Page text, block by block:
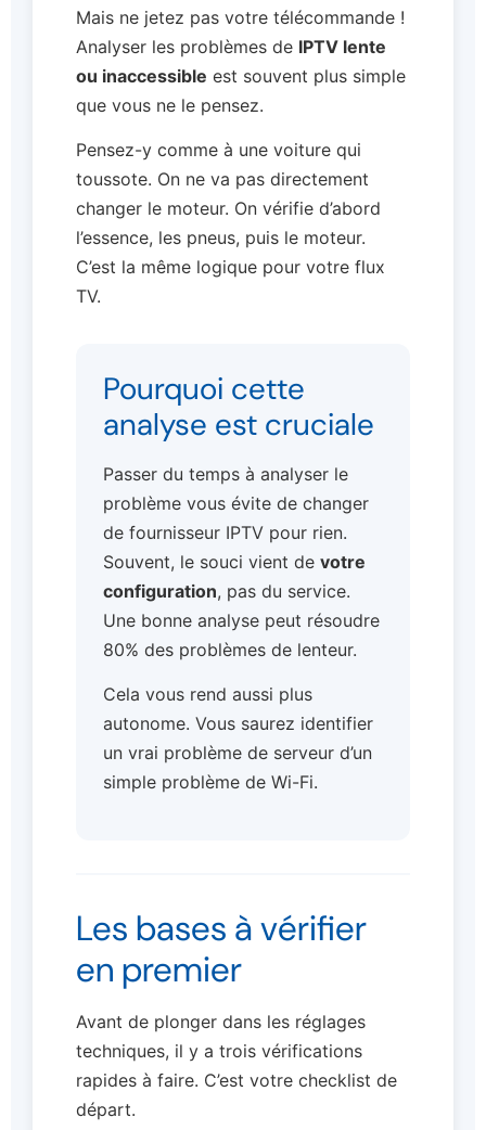
Mais ne jetez pas votre télécommande !
Analyser les problèmes de IPTV lente
ou inaccessible est souvent plus simple
que vous ne le pensez.
Pensez-y comme à une voiture qui
toussote. On ne va pas directement
changer le moteur. On vérifie d’abord
l’essence, les pneus, puis le moteur.
C’est la même logique pour votre flux
TV.
Pourquoi cette
analyse est cruciale
Passer du temps à analyser le
problème vous évite de changer
de fournisseur IPTV pour rien.
Souvent, le souci vient de votre
configuration, pas du service.
Une bonne analyse peut résoudre
80% des problèmes de lenteur.
Cela vous rend aussi plus
autonome. Vous saurez identifier
un vrai problème de serveur d’un
simple problème de Wi-Fi.
Les bases à vérifier
en premier
Avant de plonger dans les réglages
techniques, il y a trois vérifications
rapides à faire. C’est votre checklist de
départ.